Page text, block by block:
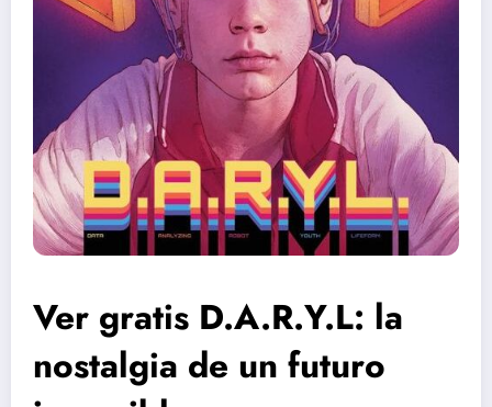
Ver gratis D.A.R.Y.L: la
nostalgia de un futuro